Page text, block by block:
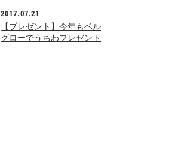
2017.07.21
【プレゼント】今年もベル
グローでうちわプレゼント